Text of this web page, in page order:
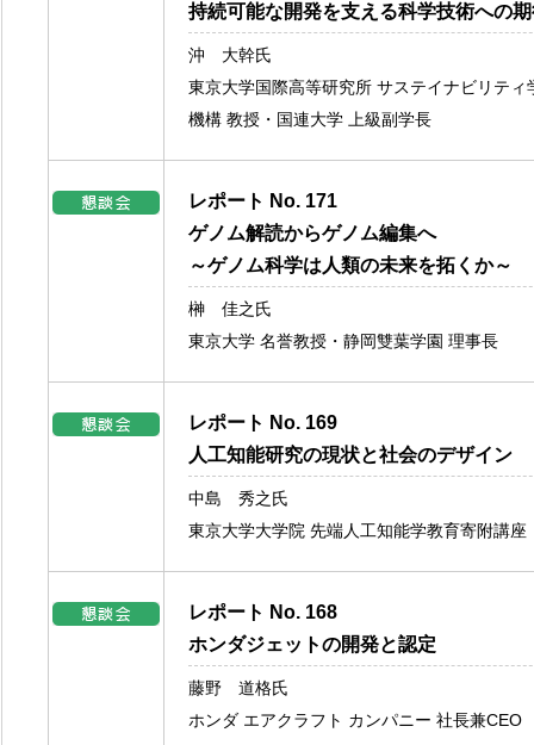
持続可能な開発を支える科学技術への
沖 大幹氏
東京大学国際高等研究所 サステイナビリティ
機構 教授・国連大学 上級副学長
レポート No. 171
ゲノム解読からゲノム編集へ
～ゲノム科学は人類の未来を拓くか～
榊 佳之氏
東京大学 名誉教授・静岡雙葉学園 理事長
レポート No. 169
人工知能研究の現状と社会のデザイン
中島 秀之氏
東京大学大学院 先端人工知能学教育寄附講
レポート No. 168
ホンダジェットの開発と認定
藤野 道格氏
ホンダ エアクラフト カンパニー 社長兼CEO